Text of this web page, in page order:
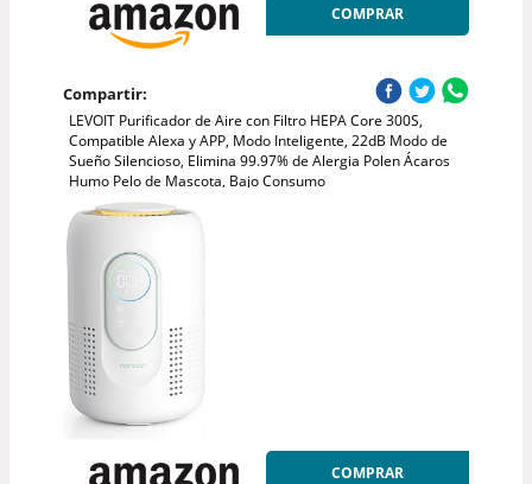
COMPRAR
Compartir:
LEVOIT Purificador de Aire con Filtro HEPA Core 300S,
Compatible Alexa y APP, Modo Inteligente, 22dB Modo de
Sueño Silencioso, Elimina 99.97% de Alergia Polen Ácaros
Humo Pelo de Mascota, Bajo Consumo
COMPRAR